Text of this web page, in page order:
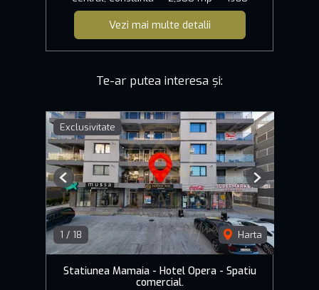
Vezi mai multe detalii
Te-ar putea interesa și:
Exclusivitate
1 / 18 Harta
Previous Next
Statiunea Mamaia - Hotel Opera - Spatiu
comercial.